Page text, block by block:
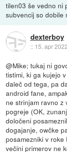
tilen03 še vedno ni
subvencij so dobile
dexterboy
:: 15. apr
@Mike; tukaj ni
tistimi, ki ga kujejo
daleč od tega, pa
android fane,
ne strinjam ravno z
pogreje (OK,
določeni
dogajanje, owčke
posamezniki v
večini primerov ne